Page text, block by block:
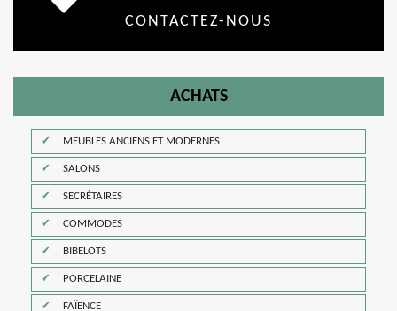
CONTACTEZ-NOUS
ACHATS
MEUBLES ANCIENS ET MODERNES
SALONS
SECRÉTAIRES
COMMODES
BIBELOTS
PORCELAINE
FAÏENCE